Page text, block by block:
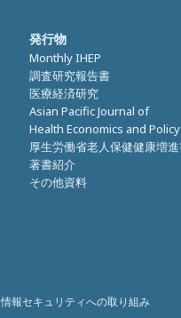
発行物
Monthly IHEP
調査研究報告書
医療経済研究
Asian Pacific Journal of
Health Economics and Policy
厚生労働省老人保健健康増
著書紹介
その他資料
情報セキュリティへの取り組み